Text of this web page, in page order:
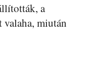
a
valaha, miután